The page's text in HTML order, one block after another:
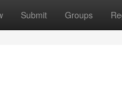
Submit Groups